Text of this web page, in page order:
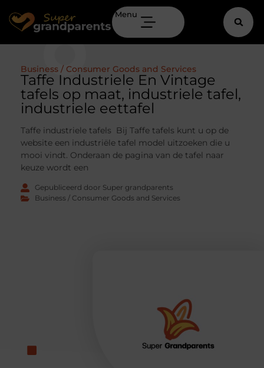
Menu
Business / Consumer Goods and Services
Taffe Industriele En Vintage
tafels op maat, industriele tafel,
industriele eettafel
Taffe industriele tafels Bij Taffe tafels kunt u op de
website een industriële tafel model uitzoeken die u
mooi vindt. Onderaan de pagina van de tafel naar
keuze wordt een
Gepubliceerd door Super grandparents
Business / Consumer Goods and Services